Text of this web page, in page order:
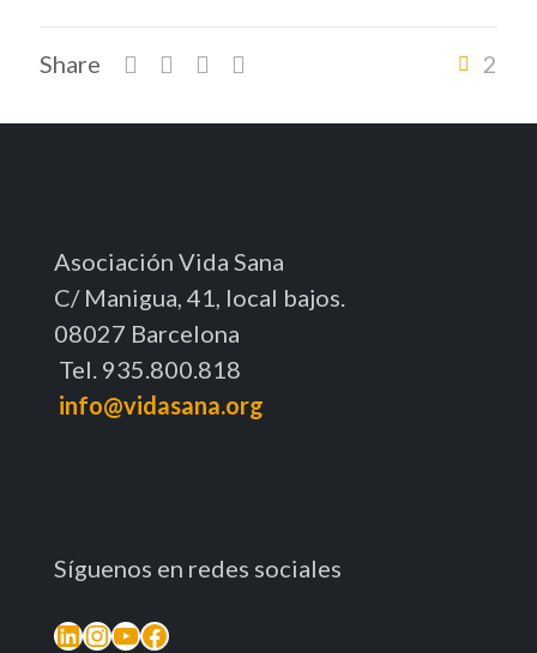
Share 2
Asociación Vida Sana
C/ Manigua, 41, local bajos.
08027 Barcelona
Tel. 935.800.818
info@vidasana.org
Síguenos en redes sociales
LinkedIn
Instagram
YouTube
Facebook